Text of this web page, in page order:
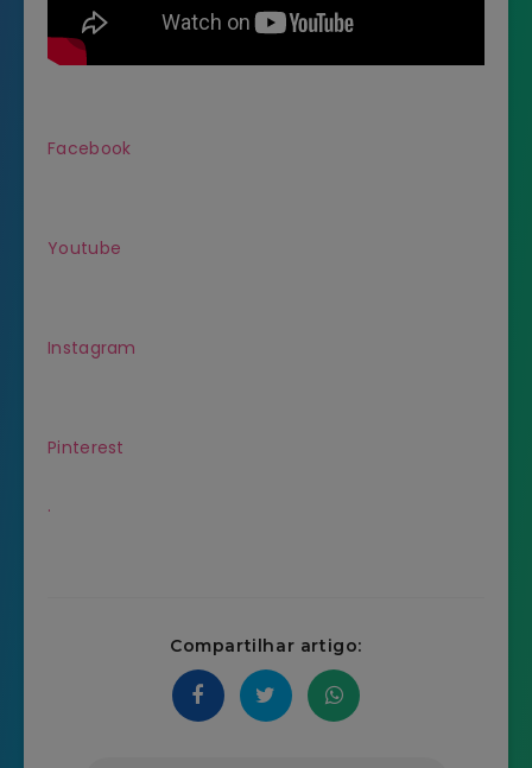
Facebook
Youtube
Instagram
Pinterest
.
Compartilhar artigo: